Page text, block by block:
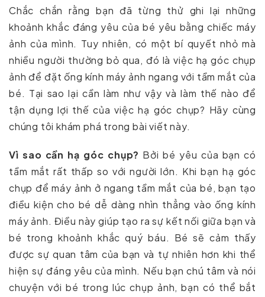
Chắc chắn rằng bạn đã từng thử ghi lại những
khoảnh khắc đáng yêu của bé yêu bằng chiếc máy
ảnh của mình. Tuy nhiên, có một bí quyết nhỏ mà
nhiều người thường bỏ qua, đó là việc hạ góc chụp
ảnh để đặt ống kính máy ảnh ngang với tầm mắt của
bé. Tại sao lại cần làm như vậy và làm thế nào để
tận dụng lợi thế của việc hạ góc chụp? Hãy cùng
chúng tôi khám phá trong bài viết này.
Vì sao cần hạ góc chụp? Bởi bé yêu của bạn có
tầm mắt rất thấp so với người lớn. Khi bạn hạ góc
chụp để máy ảnh ở ngang tầm mắt của bé, bạn tạo
điều kiện cho bé dễ dàng nhìn thẳng vào ống kính
máy ảnh. Điều này giúp tạo ra sự kết nối giữa bạn và
bé trong khoảnh khắc quý báu. Bé sẽ cảm thấy
được sự quan tâm của bạn và tự nhiên hơn khi thể
hiện sự đáng yêu của mình. Nếu bạn chú tâm và nói
chuyện với bé trong lúc chụp ảnh, bạn có thể bắt